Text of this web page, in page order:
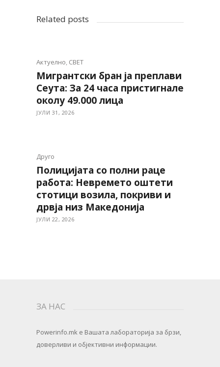
Related posts
Актуелно, СВЕТ
Мигрантски бран ја преплави
Сеута: За 24 часа пристигнале
околу 49.000 лица
ЈУЛИ 31, 2026
Друго
Полицијата со полни раце
работа: Невремето оштети
стотици возила, покриви и
дрвја низ Македонија
ЈУЛИ 22, 2026
ЗА НАС
Powerinfo.mk e Вашата лабораторија за брзи,
доверливи и објективни информации.